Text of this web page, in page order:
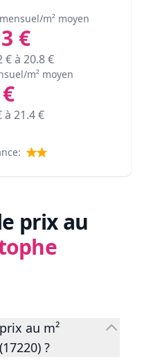
m² moyen
€
€ à 20.8€
m² moyen
€
à 21.4€
prix au
au m²
?